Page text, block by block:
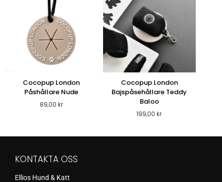
Cocopup London
Påshållare Nude
89,00 kr
Cocopup London
Bajspåsehållare Teddy
Baloo
199,00 kr
KONTAKTA OSS
Ellios Hund & Katt